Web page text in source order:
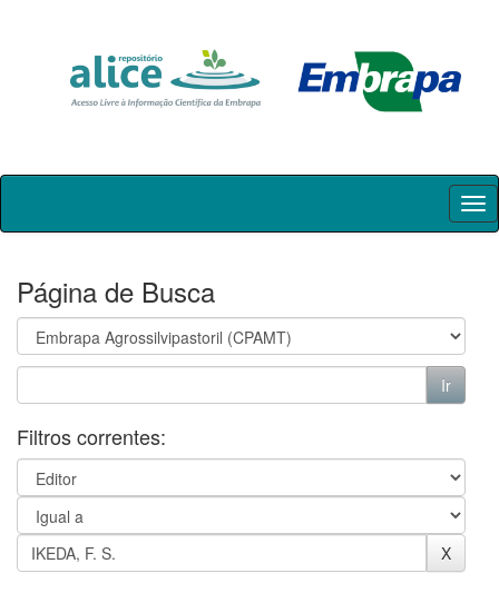
Skip
Página de Busca
Filtros correntes: